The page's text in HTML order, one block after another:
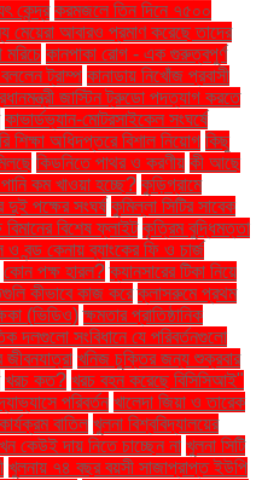
কেন্দ্র করমজলে তিন দিনে ৭৫০০
মেয়েরা আবারও প্রমাণ করেছে তাদের
মরিচে কানপাকা রোগ - এক গুরুত্বপুর্ণ
ট্রাম্প কানাডায় নিখোঁজ প্রবাসী
জাস্টিন ট্রুডো পদত্যাগ করতে
কাভার্ডভ্যান-মোটরসাইকেল সংঘর্ষে
শিক্ষা অধিদপ্তরে বিশাল নিয়োগ কিছু
কিডনিতে পাথর ও করণীয় কী আছে
কম খাওয়া হচ্ছে? কুড়িগ্রামে
দুই পক্ষের সংঘর্ষ কুমিল্লা সিটির সাবেক
বিশেষ ফ্লাইট কৃত্রিম বুদ্ধিমত্তা
ও বন্ড কেনায় ব্যাংকের ফি ও চার্জ
কোন পক্ষ হারল? ক্যানসারের টিকা নিয়ে
কীভাবে কাজ করে ক্লাসরুমে প্রথম
(ভিডিও) ক্ষমতার প্রাতিষ্ঠানিক
দলগুলো সংবিধানে যে পরিবর্তনগুলো
খনিজ চুক্তির জন্য শুক্রবার
খরচ কত? খরচ বহন করেছে বিসিসিআই"
পরিবর্তন খালেদা জিয়া ও তারেক
বাতিল খুলনা বিশ্ববিদ্যালয়ের
কেউই দায় নিতে চাচ্ছেন না খুলনা সিটি
খুলনায় ৭৪ বছর বয়সী সাজাপ্রাপ্ত ইউপি